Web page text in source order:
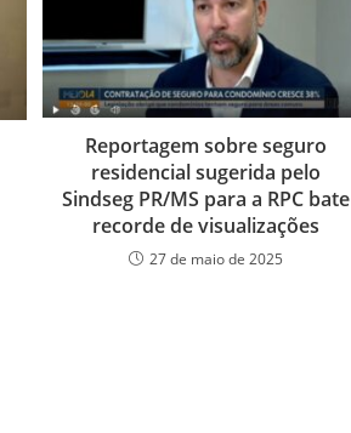
Reportagem sobre seguro
residencial sugerida pelo
Sindseg PR/MS para a RPC bate
recorde de visualizações
27 de maio de 2025